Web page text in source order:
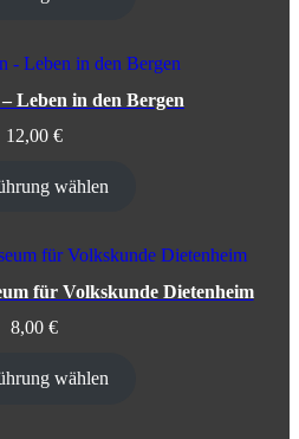
Leben in den Bergen
12,00 €
wählen
für Volkskunde Dietenheim
8,00 €
wählen